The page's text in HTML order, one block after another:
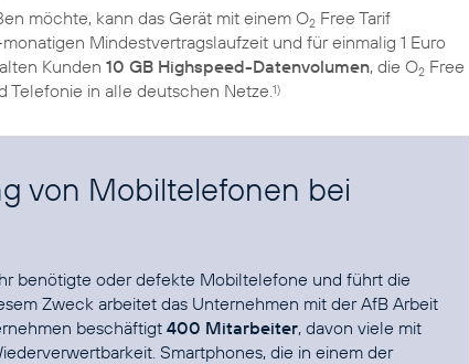
möchte, kann das Gerät mit einem O2 Free Tarif
Mindestvertragslaufzeit und für einmalig 1 Euro
Kunden 10 GB Highspeed-Datenvolumen, die O2 Free
Telefonie in alle deutschen Netze.1)
von Mobiltelefonen bei
benötigte oder defekte Mobiltelefone und führt die
Zweck arbeitet das Unternehmen mit der AfBArbeit
beschäftigt 400 Mitarbeiter, davon viele mit
Smartphones, die in einem der